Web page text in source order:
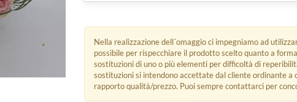
Nella realizzazione dell´omaggio ci impegniamo ad
possibile per rispecchiare il prodotto scelto quanto a
sostituzioni di uno o più elementi per difficoltà di
sostituzioni si intendono accettate dal cliente ordinante a
rapporto qualità/prezzo. Puoi sempre contattarci per